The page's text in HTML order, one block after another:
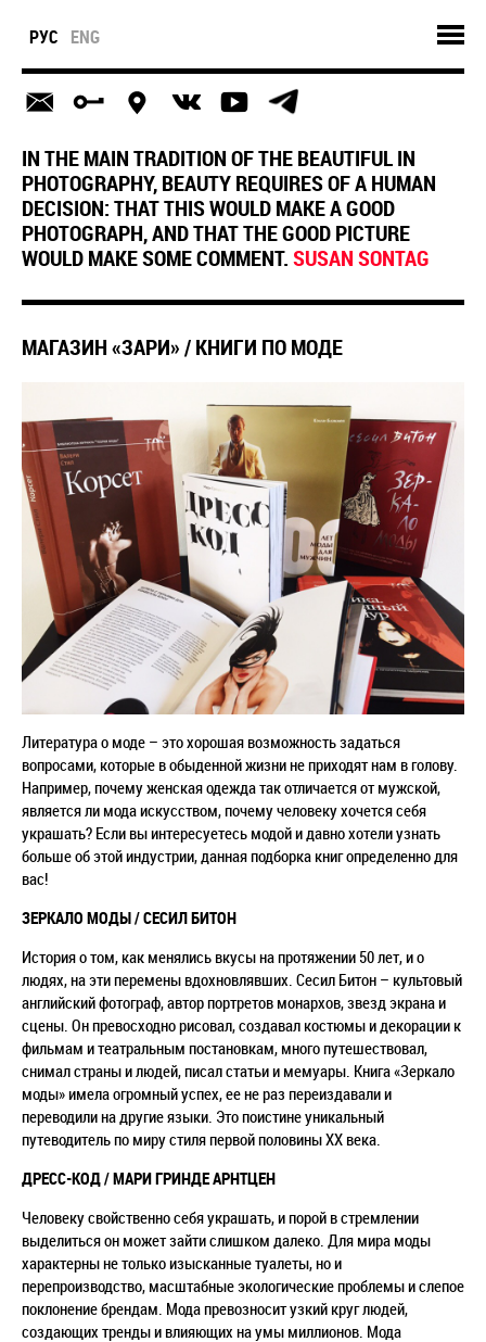
РУС ENG
IN THE MAIN TRADITION OF THE BEAUTIFUL IN
PHOTOGRAPHY, BEAUTY REQUIRES OF A HUMAN
DECISION: THAT THIS WOULD MAKE A GOOD
PHOTOGRAPH, AND THAT THE GOOD PICTURE
WOULD MAKE SOME COMMENT.SUSAN SONTAG
​МАГАЗИН «ЗАРИ» / КНИГИ ПО МОДЕ
Литература о моде – это хорошая возможность задаться
вопросами, которые в обыденной жизни не приходят нам в голову.
Например, почему женская одежда так отличается от мужской,
является ли мода искусством, почему человеку хочется себя
украшать? Если вы интересуетесь модой и давно хотели узнать
больше об этой индустрии, данная подборка книг определенно для
вас!
ЗЕРКАЛО МОДЫ / СЕСИЛ БИТОН
История о том, как менялись вкусы на протяжении 50 лет, и о
людях, на эти перемены вдохновлявших. Сесил Битон – культовый
английский фотограф, автор портретов монархов, звезд экрана и
сцены. Он превосходно рисовал, создавал костюмы и декорации к
фильмам и театральным постановкам, много путешествовал,
снимал страны и людей, писал статьи и мемуары. Книга «Зеркало
моды» имела огромный успех, ее не раз переиздавали и
переводили на другие языки. Это поистине уникальный
путеводитель по миру стиля первой половины ХХ века.
ДРЕСС-КОД / МАРИ ГРИНДЕ АРНТЦЕН
Человеку свойственно себя украшать, и порой в стремлении
выделиться он может зайти слишком далеко. Для мира моды
характерны не только изысканные туалеты, но и
перепроизводство, масштабные экологические проблемы и слепое
поклонение брендам. Мода превозносит узкий круг людей,
создающих тренды и влияющих на умы миллионов. Мода